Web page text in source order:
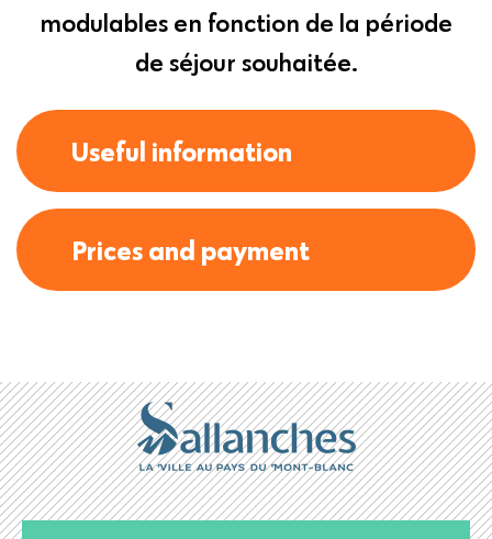
modulables en fonction de la période
de séjour souhaitée.
Useful information
Prices and payment